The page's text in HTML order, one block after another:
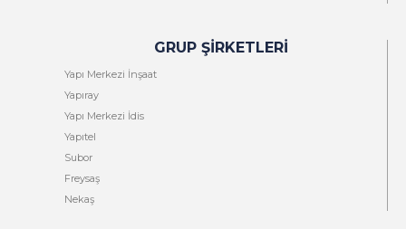
GRUP ŞIRKETLERI
Yapı Merkezi İnşaat
Yapıray
Yapı Merkezi İdis
Yapıtel
Subor
Freysaş
Nekaş